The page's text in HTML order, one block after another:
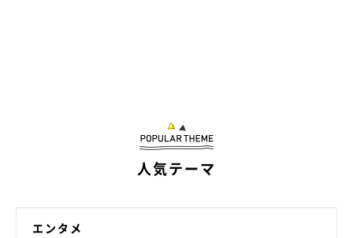
人気テーマ
エンタメ